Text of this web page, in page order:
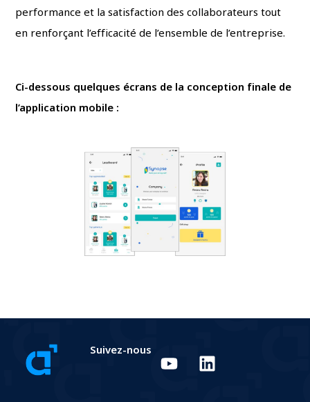
performance et la satisfaction des collaborateurs tout
en renforçant l’efficacité de l’ensemble de l’entreprise.
Ci-dessous quelques écrans de la conception finale de
l’application mobile :
Suivez-nous